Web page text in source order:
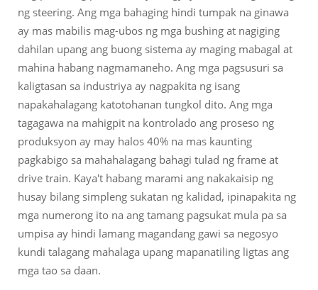
ng steering. Ang mga bahaging hindi tumpak na ginawa
ay mas mabilis mag-ubos ng mga bushing at nagiging
dahilan upang ang buong sistema ay maging mabagal at
mahina habang nagmamaneho. Ang mga pagsusuri sa
kaligtasan sa industriya ay nagpakita ng isang
napakahalagang katotohanan tungkol dito. Ang mga
tagagawa na mahigpit na kontrolado ang proseso ng
produksyon ay may halos 40% na mas kaunting
pagkabigo sa mahahalagang bahagi tulad ng frame at
drive train. Kaya't habang marami ang nakakaisip ng
husay bilang simpleng sukatan ng kalidad, ipinapakita ng
mga numerong ito na ang tamang pagsukat mula pa sa
umpisa ay hindi lamang magandang gawi sa negosyo
kundi talagang mahalaga upang mapanatiling ligtas ang
mga tao sa daan.